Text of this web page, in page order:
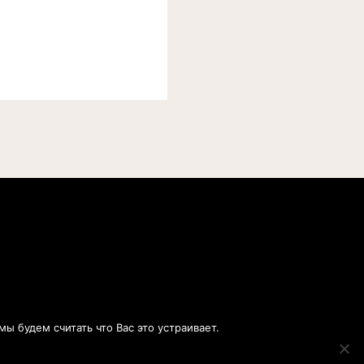
будем считать что Вас это устраивает.